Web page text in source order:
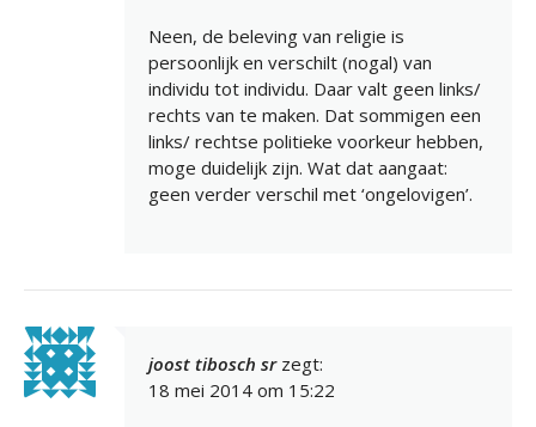
Neen, de beleving van religie is
persoonlijk en verschilt (nogal) van
individu tot individu. Daar valt geen links/
rechts van te maken. Dat sommigen een
links/ rechtse politieke voorkeur hebben,
moge duidelijk zijn. Wat dat aangaat:
geen verder verschil met ‘ongelovigen’.
joost tibosch sr zegt:
18 mei 2014 om 15:22